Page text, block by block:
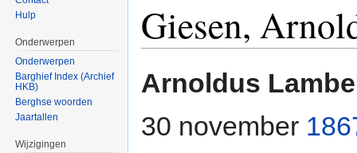
Giesen,
Arnoldus
30 november
Hulp
Onderwerpen
Onderwerpen
Barghief Index (Archief
HKB)
Berghse woorden
Jaartallen
Wijzigingen